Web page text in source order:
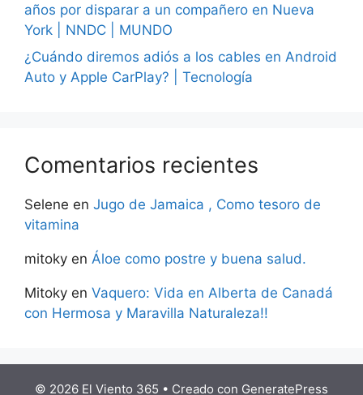
años por disparar a un compañero en Nueva
York | NNDC | MUNDO
¿Cuándo diremos adiós a los cables en Android
Auto y Apple CarPlay? | Tecnología
Comentarios recientes
Selene en Jugo de Jamaica , Como tesoro de
vitamina
mitoky en Áloe como postre y buena salud.
Mitoky en Vaquero: Vida en Alberta de Canadá
con Hermosa y Maravilla Naturaleza!!
© 2026 El Viento 365 • Creado con GeneratePress